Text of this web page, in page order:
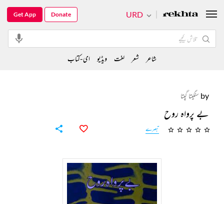
by سنگیتا گپتا
بے پرواہ روح
تبصرے
URD
Get App Donate
شاعر شعر لغت ویڈیو ای-کتاب